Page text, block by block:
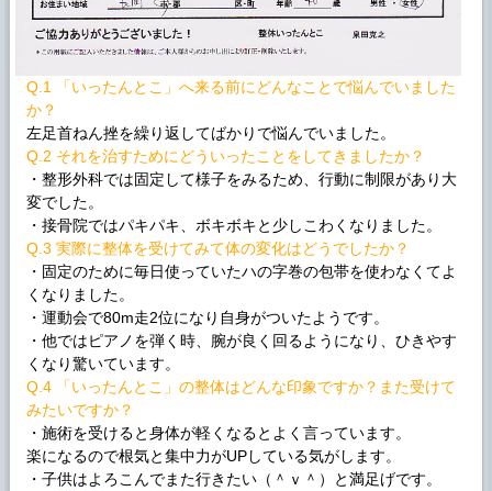
Q.1 「いったんとこ」へ来る前にどんなことで悩んでいました
か？
左足首ねん挫を繰り返してばかりで悩んでいました。
Q.2 それを治すためにどういったことをしてきましたか？
・整形外科では固定して様子をみるため、行動に制限があり大
変でした。
・接骨院ではパキパキ、ボキボキと少しこわくなりました。
Q.3 実際に整体を受けてみて体の変化はどうでしたか？
・固定のために毎日使っていたハの字巻の包帯を使わなくてよ
くなりました。
・運動会で80m走2位になり自身がついたようです。
・他ではピアノを弾く時、腕が良く回るようになり、ひきやす
くなり驚いています。
Q.4 「いったんとこ」の整体はどんな印象ですか？また受けて
みたいですか？
・施術を受けると身体が軽くなるとよく言っています。
楽になるので根気と集中力がUPしている気がします。
・子供はよろこんでまた行きたい（＾ｖ＾）と満足げです。